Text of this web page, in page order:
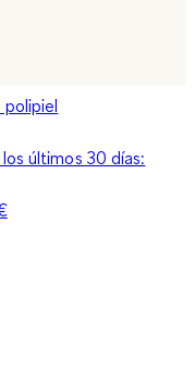
últimos 30 días: